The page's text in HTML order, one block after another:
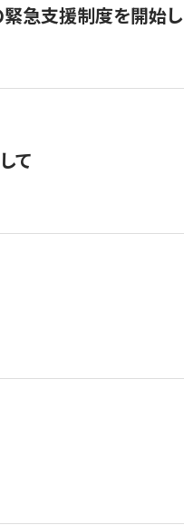
緊急支援制度を開始
て